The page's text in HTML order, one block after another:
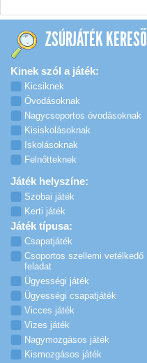
ZSÚRJÁTÉK KERESŐ
Kinek szól a játék:
Kicsiknek
Óvodásoknak
Nagycsoportos óvodásoknak
Kisiskolásoknak
Iskolásoknak
Felnőtteknek
Játék helyszíne:
Szobai játék
Kerti játék
Játék típusa:
Csapatjáték
Csoportos szellemi vetélkedő
feladat
Ügyességi játék
Ügyességi csapatjáték
Vicces játék
Vizes játék
Nagymozgásos játék
Kismozgásos játék